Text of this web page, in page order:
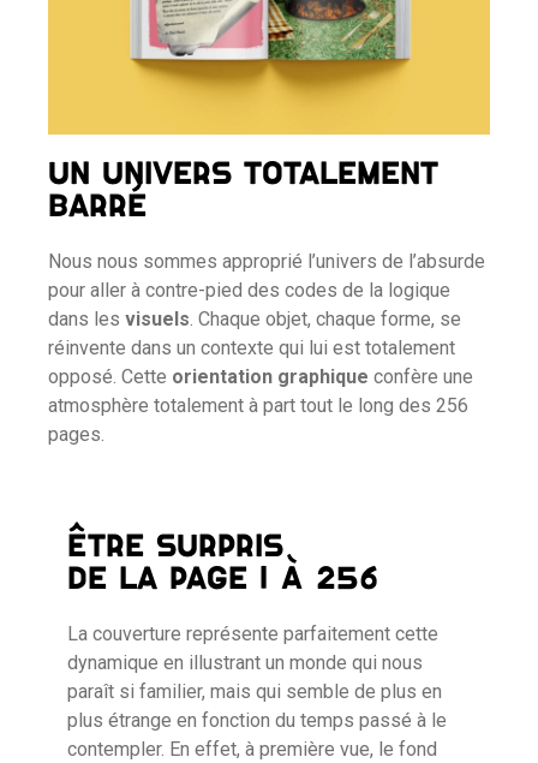
UN UNIVERS TOTALEMENT
BARRÉ
Nous nous sommes approprié l’univers de l’absurde
pour aller à contre-pied des codes de la logique
dans les visuels. Chaque objet, chaque forme, se
réinvente dans un contexte qui lui est totalement
opposé. Cette orientation graphique confère une
atmosphère totalement à part tout le long des 256
pages.
ÊTRE SURPRIS
DE LA PAGE 1 À 256
La couverture représente parfaitement cette
dynamique en illustrant un monde qui nous
paraît si familier, mais qui semble de plus en
plus étrange en fonction du temps passé à le
contempler. En effet, à première vue, le fond